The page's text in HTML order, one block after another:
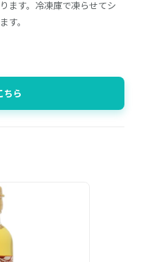
ます。冷凍庫で凍らせてシ
す。
ちら